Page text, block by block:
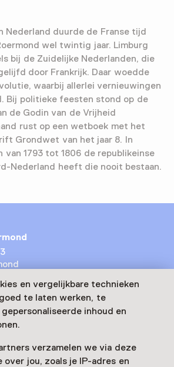
en vergelijkbare technieken
te laten werken, te
inhoud en
verzamelen we via deze
over jou, zoals je IP-adres en
Nederland duurde de Franse tijd
wel twintig jaar. Limburg
bij de Zuidelijke Nederlanden, die
door Frankrijk. Daar woedde
waarbij allerlei vernieuwingen
Bij politieke feesten stond op de
de Godin van de Vrijheid
rust op een wetboek met het
Grondwet van het jaar 8. In
van 1793 tot 1806 de republikeinse
Nederland heeft die nooit bestaan.